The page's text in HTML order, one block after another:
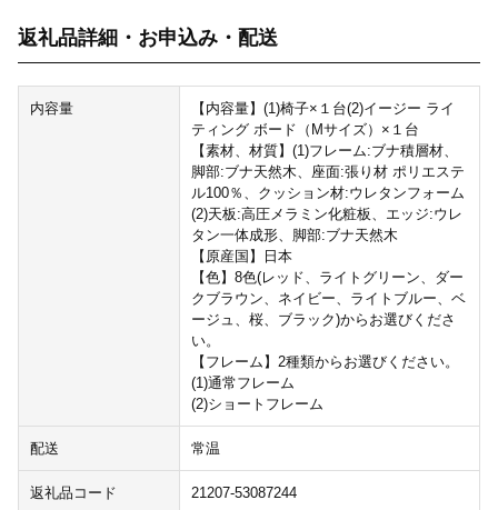
返礼品詳細・お申込み・配送
内容量
【内容量】(1)椅子×１台(2)イージー ライ
ティング ボード（Mサイズ）×１台
【素材、材質】(1)フレーム:ブナ積層材、
脚部:ブナ天然木、座面:張り材 ポリエステ
ル100％、クッション材:ウレタンフォーム
(2)天板:高圧メラミン化粧板、エッジ:ウレ
タン一体成形、脚部:ブナ天然木
【原産国】日本
【色】8色(レッド、ライトグリーン、ダー
クブラウン、ネイビー、ライトブルー、ベ
ージュ、桜、ブラック)からお選びくださ
い。
【フレーム】2種類からお選びください。
(1)通常フレーム
(2)ショートフレーム
配送 常温
返礼品コード 21207-53087244